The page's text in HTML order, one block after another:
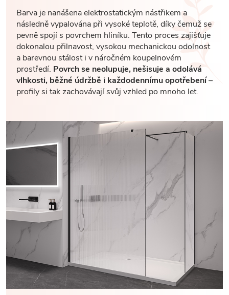
Barva je nanášena elektrostatickým nástřikem a
následně vypalována při vysoké teplotě, díky čemuž se
pevně spojí s povrchem hliníku. Tento proces zajišťuje
dokonalou přilnavost, vysokou mechanickou odolnost
a barevnou stálost i v náročném koupelnovém
prostředí. Povrch se neolupuje, nešisuje a odolává
vlhkosti, běžné údržbě i každodennímu opotřebení–
profily si tak zachovávají svůj vzhled po mnoho let.